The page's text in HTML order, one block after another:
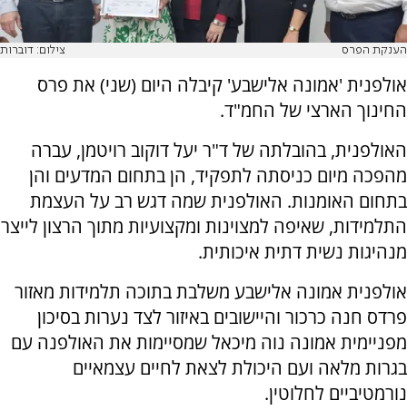
הענקת הפרס צילום: דוברות
אולפנית 'אמונה אלישבע' קיבלה היום (שני) את פרס
החינוך הארצי של החמ"ד.
האולפנית, בהובלתה של ד"ר יעל דוקוב רויטמן, עברה
מהפכה מיום כניסתה לתפקיד, הן בתחום המדעים והן
בתחום האומנות. האולפנית שמה דגש רב על העצמת
התלמידות, שאיפה למצוינות ומקצועיות מתוך הרצון לייצר
מנהיגות נשית דתית איכותית.
אולפנית אמונה אלישבע משלבת בתוכה תלמידות מאזור
פרדס חנה כרכור והיישובים באיזור לצד נערות בסיכון
מפניימית אמונה נוה מיכאל שמסיימות את האולפנה עם
בגרות מלאה ועם היכולת לצאת לחיים עצמאיים
נורמטיביים לחלוטין.